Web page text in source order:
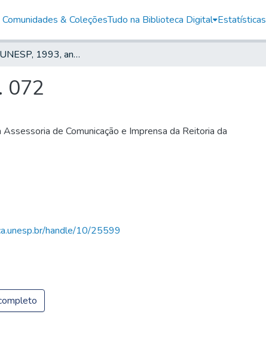
Comunidades & ColeçõesTudo na Biblioteca Digital Estatísticas
Jornal da UNESP, 1993, ano VIII, n. 072
072
de Comunicação e Imprensa da Reitoria da
handle/10/25599